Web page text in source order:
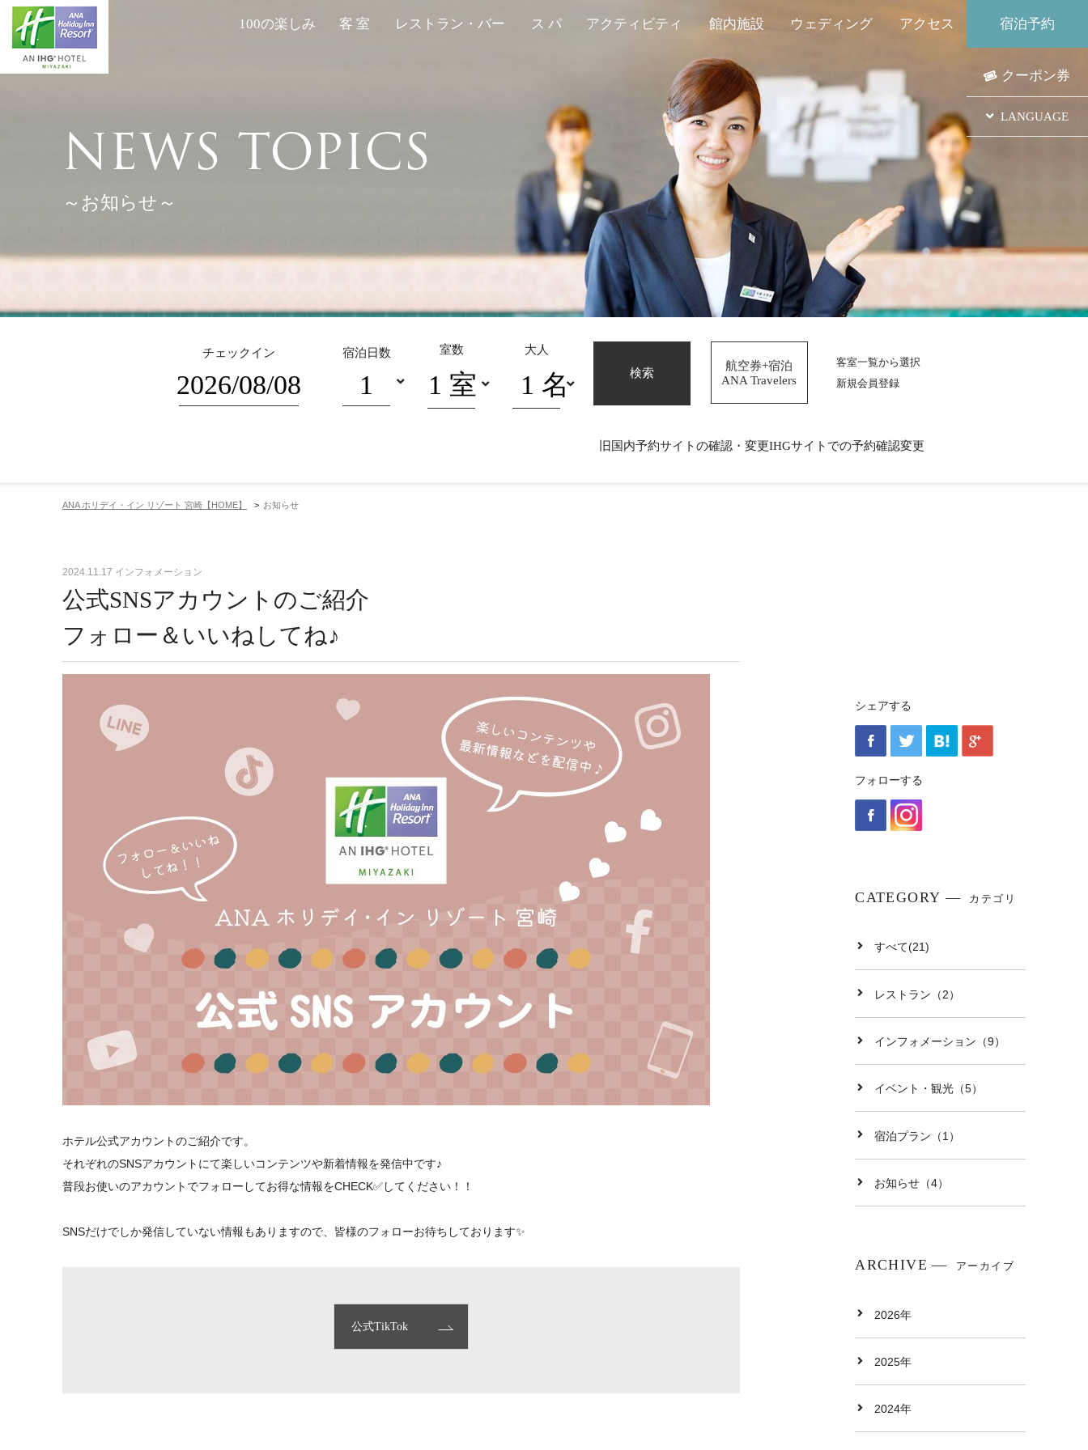
100の楽しみ 客 室 レストラン・バー ス パ アクティビティ 館内施設 ウェディング アクセス 宿泊予約
クーポン券
LANGUAGE
NEWS TOPICS
～お知らせ～
チェックイン 宿泊日数 室数
大人
検索
航空券+宿泊
ANA Travelers
客室一覧から選択
新規会員登録
旧国内予約サイトの確認・変更IHGサイトでの予約確認変更
宿泊予約検索
宿泊日数 室数
検索
ANA ホリデイ・イン リゾート 宮崎【HOME】 お知らせ
2024.11.17 インフォメーション
公式SNSアカウントのご紹介
フォロー＆いいねしてね♪
ホテル公式アカウントのご紹介です。
それぞれのSNSアカウントにて楽しいコンテンツや新着情報を発信中です♪
普段お使いのアカウントでフォローしてお得な情報をCHECK✅してください！！
SNSだけでしか発信していない情報もありますので、皆様のフォローお待ちしております✨
公式TikTok
シェアする
フォローする
CATEGORY カテゴリ
すべて(21)
レストラン（2）
インフォメーション（9）
イベント・観光（5）
宿泊プラン（1）
お知らせ（4）
ARCHIVE アーカイブ
2026年
2025年
2024年